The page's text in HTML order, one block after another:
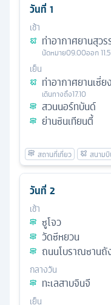
วันที่ 1
เช้า
ท่าอากาศยานสุว
นัดหมาย09.00ออก
เย็น
ท่าอากาศยานเซี่ย
เดินทางถึง17.10
สวนนอร์ทบันด์
ย่านซินเทียนตี้
วันที่ 2
เช้า
ซูโจว
วัดซีหยวน
ถนนโบราณซานถั
กลางวัน
ทะเลสาบจินจี
เย็น